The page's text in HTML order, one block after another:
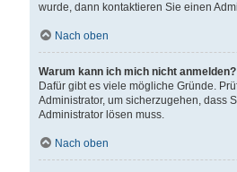
wurde, dann kontaktieren Sie einen
Nach oben
Warum kann ich mich nicht anmelden?
Dafür gibt es viele mögliche Gründe.
Administrator, um sicherzugehen, dass
Administrator lösen muss.
Nach oben